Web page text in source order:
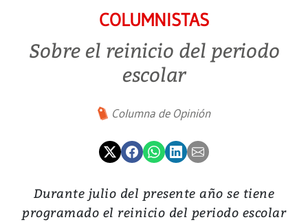
COLUMNISTAS
Sobre el reinicio del periodo
escolar
Columna de Opinión
Durante julio del presente año se tiene
programado el reinicio del periodo escolar